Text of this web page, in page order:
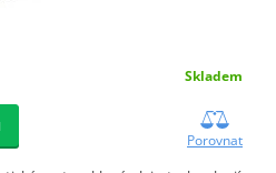
Skladem
Porovnat